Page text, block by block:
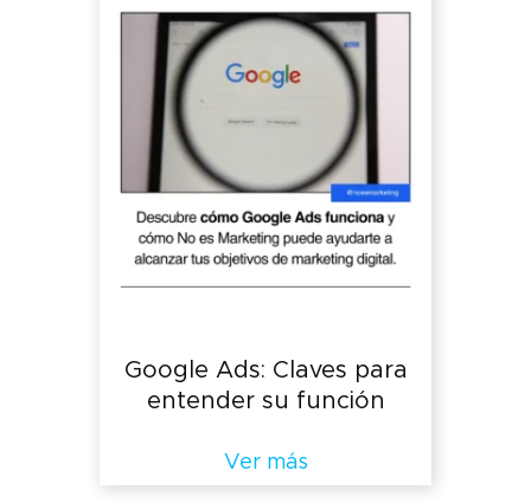
Google Ads: Claves para
entender su función
Ver más